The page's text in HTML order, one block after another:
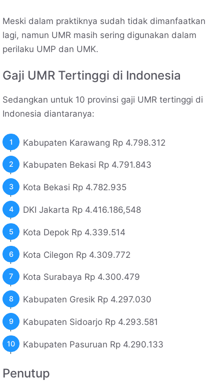
Meski dalam praktiknya sudah tidak dimanfaatkan
lagi, namun UMR masih sering digunakan dalam
perilaku UMP dan UMK.
Gaji UMR Tertinggi di Indonesia
Sedangkan untuk 10 provinsi gaji UMR tertinggi di
Indonesia diantaranya:
Kabupaten Karawang Rp 4.798.312
Kabupaten Bekasi Rp 4.791.843
Kota Bekasi Rp 4.782.935
DKI Jakarta Rp 4.416.186,548
Kota Depok Rp 4.339.514
Kota Cilegon Rp 4.309.772
Kota Surabaya Rp 4.300.479
Kabupaten Gresik Rp 4.297.030
Kabupaten Sidoarjo Rp 4.293.581
Kabupaten Pasuruan Rp 4.290.133
Penutup